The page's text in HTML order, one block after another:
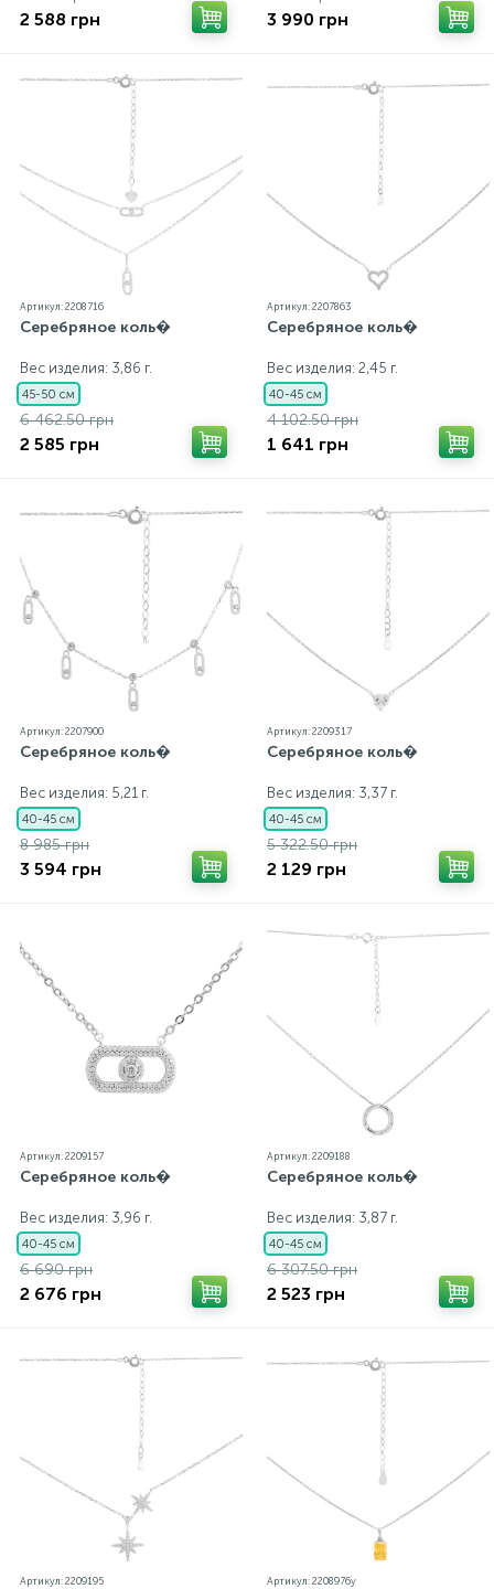
2 588 грн 3 990 грн
Артикул: 2208716
Серебряное коль�
Вес изделия: 3,86 г.
45-50 см
6 462.50 грн
2 585 грн
Артикул: 2207863
Серебряное коль�
Вес изделия: 2,45 г.
40-45 см
4 102.50 грн
1 641 грн
Артикул: 2207900
Серебряное коль�
Вес изделия: 5,21 г.
40-45 см
8 985 грн
3 594 грн
Артикул: 2209317
Серебряное коль�
Вес изделия: 3,37 г.
40-45 см
5 322.50 грн
2 129 грн
Артикул: 2209157
Серебряное коль�
Вес изделия: 3,96 г.
40-45 см
6 690 грн
2 676 грн
Артикул: 2209188
Серебряное коль�
Вес изделия: 3,87 г.
40-45 см
6 307.50 грн
2 523 грн
Артикул: 2209195 Артикул: 2208976y